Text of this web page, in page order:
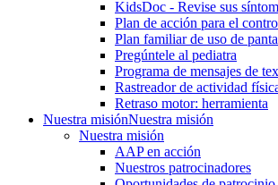
KidsDoc - Revise sus
Plan de acción para el
Plan familiar de uso de
Pregúntele al pediatra
Programa de mensajes de
Rastre​​ador de activida​d
Retraso motor: herramienta
Nuestra misiónNuestra misión
Nuestra misión
AAP en acción
Nuestros patrocinadores